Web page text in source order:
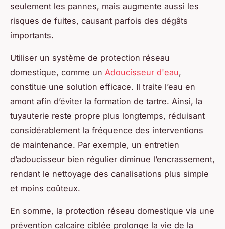
seulement les pannes, mais augmente aussi les
risques de fuites, causant parfois des dégâts
importants.
Utiliser un système de protection réseau
domestique, comme un Adoucisseur d'eau,
constitue une solution efficace. Il traite l’eau en
amont afin d’éviter la formation de tartre. Ainsi, la
tuyauterie reste propre plus longtemps, réduisant
considérablement la fréquence des interventions
de maintenance. Par exemple, un entretien
d’adoucisseur bien régulier diminue l’encrassement,
rendant le nettoyage des canalisations plus simple
et moins coûteux.
En somme, la protection réseau domestique via une
prévention calcaire ciblée prolonge la vie de la